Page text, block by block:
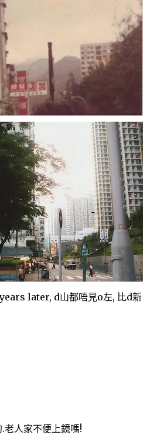
later, d山都唔見o左, 比d新
老人家不便上鏡嗎!